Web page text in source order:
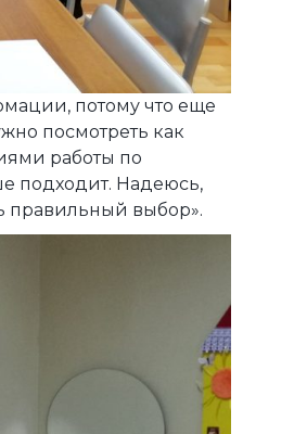
потому что еще
посмотреть как
работы по
подходит. Надеюсь,
правильный выбор».